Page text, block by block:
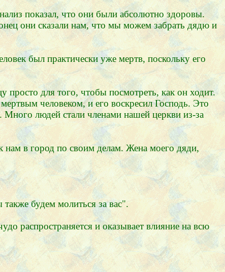
показал, что они были абсолютно здоровы.
они сказали нам, что мы можем забрать дядю и
был практически уже мертв, поскольку его
для того, чтобы посмотреть, как он ходит.
человеком, и его воскресил Господь. Это
Много людей стали членами нашей церкви из-за
нам в город по своим делам. Жена моего дяди,
будем молиться за вас".
распространяется и оказывает влияние на всю